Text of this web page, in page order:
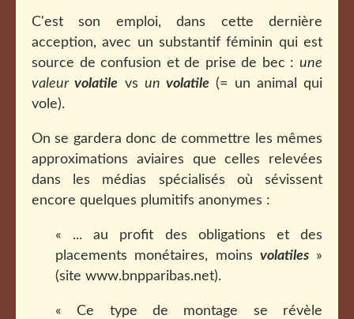
C'est son emploi, dans cette dernière
acception, avec un substantif féminin qui est
source de confusion et de prise de bec : une
valeurvolatile vs un volatile (= un animal qui
vole).
On se gardera donc de commettre les mêmes
approximations aviaires que celles relevées
dans les médias spécialisés où sévissent
encore quelques plumitifs anonymes :
« ... au profit des obligations et des
placements monétaires, moins volatiles»
(site www.bnpparibas.net).
« Ce type de montage se révèle